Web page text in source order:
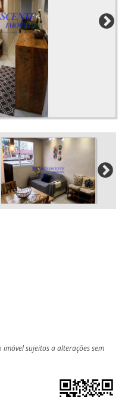
sujeitos a alterações sem